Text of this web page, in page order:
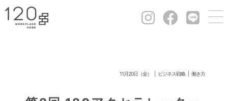
11月20日（金） ビジネス戦略 働き方